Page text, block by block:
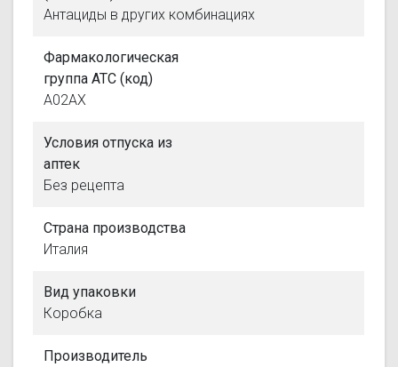
Антациды в других комбинациях
Фармакологическая
группа АТС (код)
A02AX
Условия отпуска из
аптек
Без рецепта
Страна производства
Италия
Вид упаковки
Коробка
Производитель